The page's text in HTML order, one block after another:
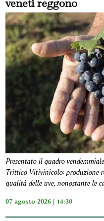
veneti reggono
Presentato il quadro
Trittico Vitivinicolo: produzione
qualità delle uve, nonostante le
07 agosto 2026 | 14:30